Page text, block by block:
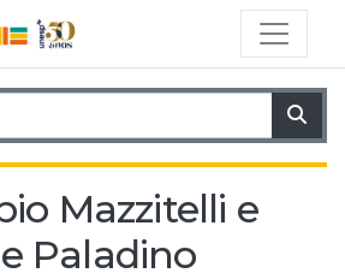
Mazzitelli e
Paladino